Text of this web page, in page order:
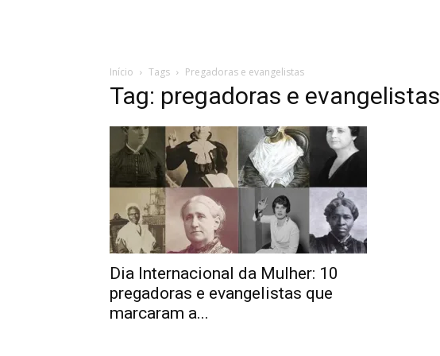
Início Tags Pregadoras e evangelistas
Tag: pregadoras e evangelistas
Dia Internacional da Mulher: 10
pregadoras e evangelistas que
marcaram a...